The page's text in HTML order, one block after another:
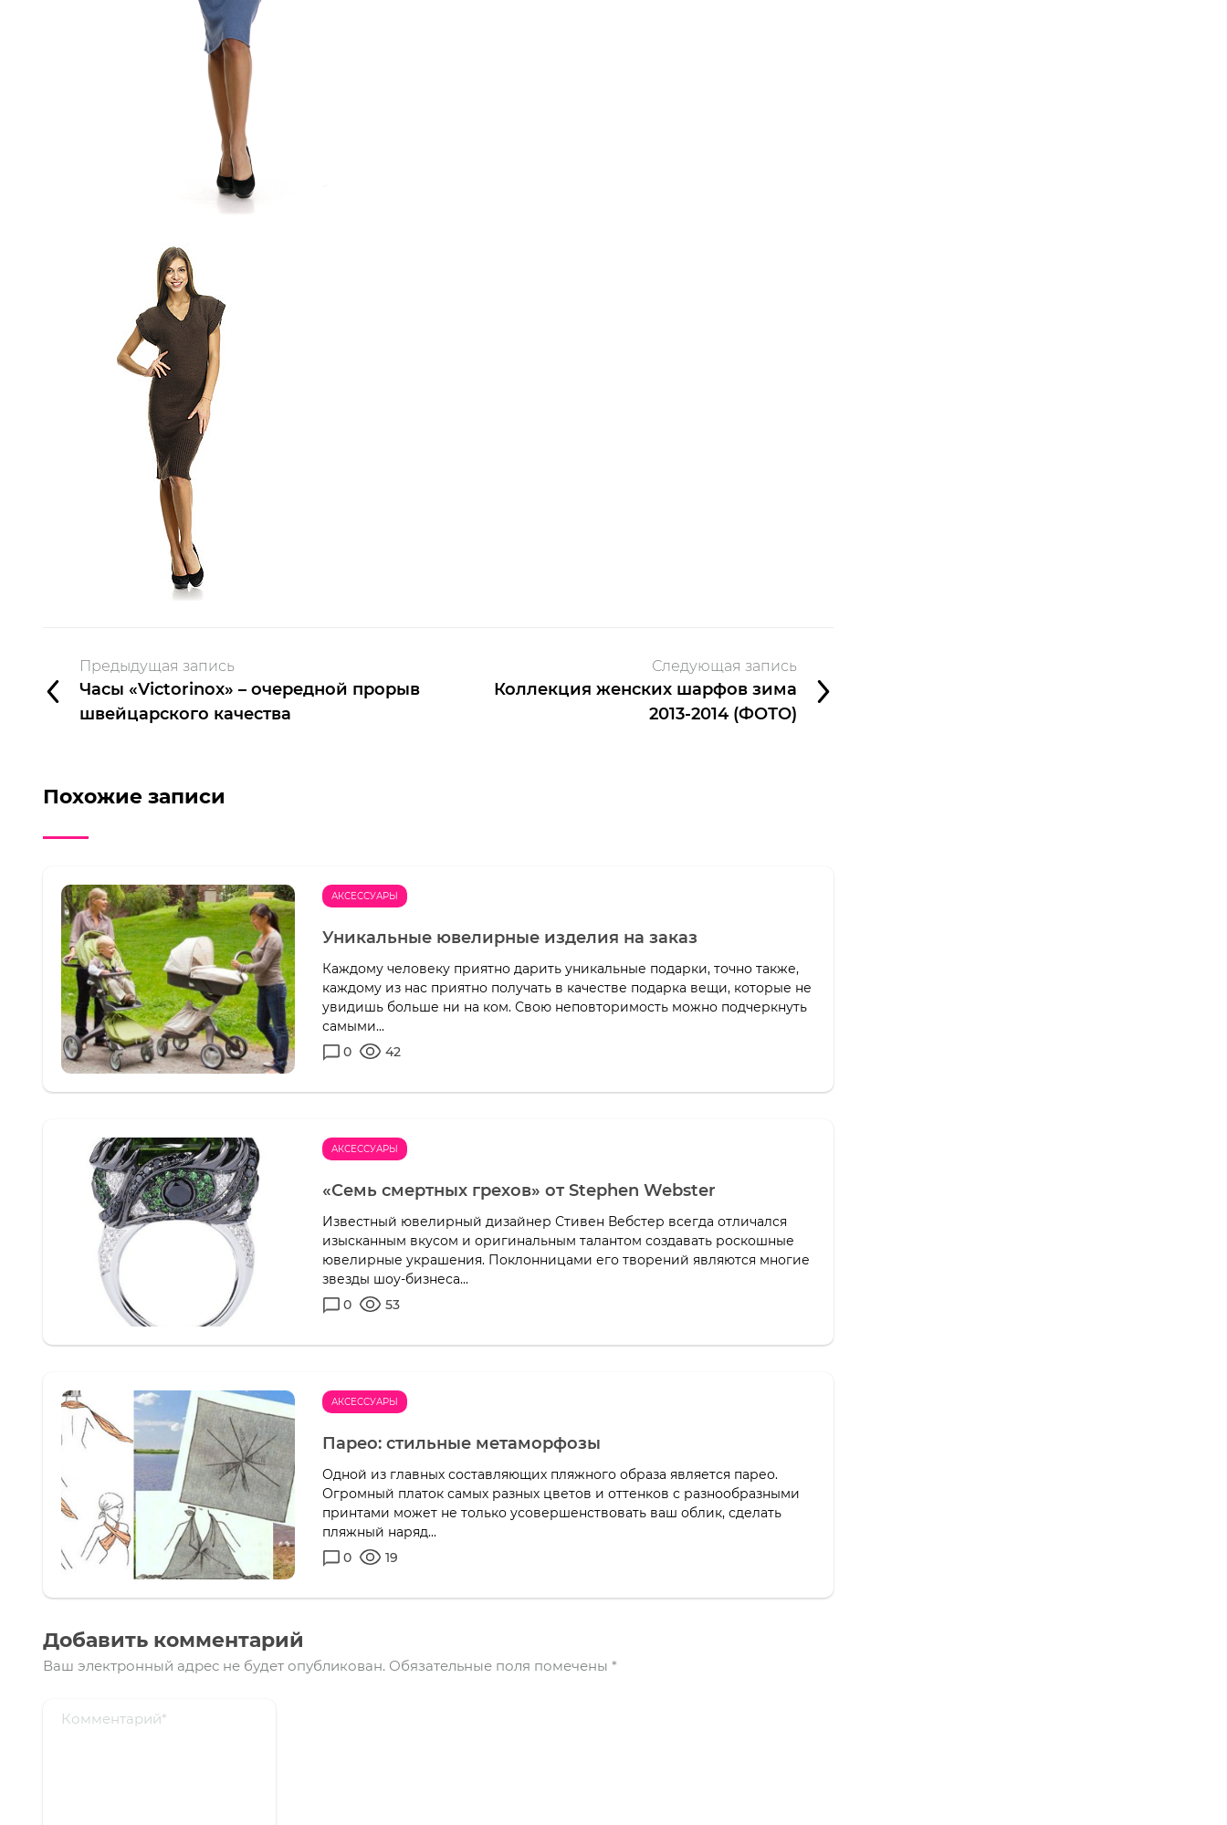
Предыдущая запись
Часы «Victorinox» – очередной прорыв
швейцарского качества
Следующая запись
Коллекция женских шарфов зима
2013-2014 (ФОТО)
Похожие записи
АКСЕССУАРЫ
Уникальные ювелирные изделия на заказ
Каждому человеку приятно дарить уникальные подарки, точно также,
каждому из нас приятно получать в качестве подарка вещи, которые не
увидишь больше ни на ком. Свою неповторимость можно подчеркнуть
самыми...
0
42
АКСЕССУАРЫ
«Семь смертных грехов» от Stephen Webster
Известный ювелирный дизайнер Стивен Вебстер всегда отличался
изысканным вкусом и оригинальным талантом создавать роскошные
ювелирные украшения. Поклонницами его творений являются многие
звезды шоу-бизнеса...
0
53
АКСЕССУАРЫ
Парео: стильные метаморфозы
Одной из главных составляющих пляжного образа является парео.
Огромный платок самых разных цветов и оттенков с разнообразными
принтами может не только усовершенствовать ваш облик, сделать
пляжный наряд...
0
19
Добавить комментарий
Ваш электронный адрес не будет опубликован. Обязательные поля помечены *